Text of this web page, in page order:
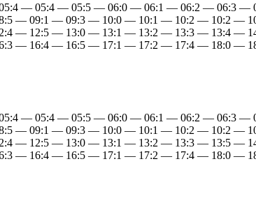
— 05:4 — 05:5 — 06:0 — 06:1 — 06:2 — 06:3
— 09:1 — 09:3 — 10:0 — 10:1 — 10:2 — 10:2 —
— 12:5 — 13:0 — 13:1 — 13:2 — 13:3 — 13:4 —
— 16:4 — 16:5 — 17:1 — 17:2 — 17:4 — 18:0 —
— 05:4 — 05:5 — 06:0 — 06:1 — 06:2 — 06:3
— 09:1 — 09:3 — 10:0 — 10:1 — 10:2 — 10:2 —
— 12:5 — 13:0 — 13:1 — 13:2 — 13:3 — 13:5 —
— 16:4 — 16:5 — 17:1 — 17:2 — 17:4 — 18:0 —